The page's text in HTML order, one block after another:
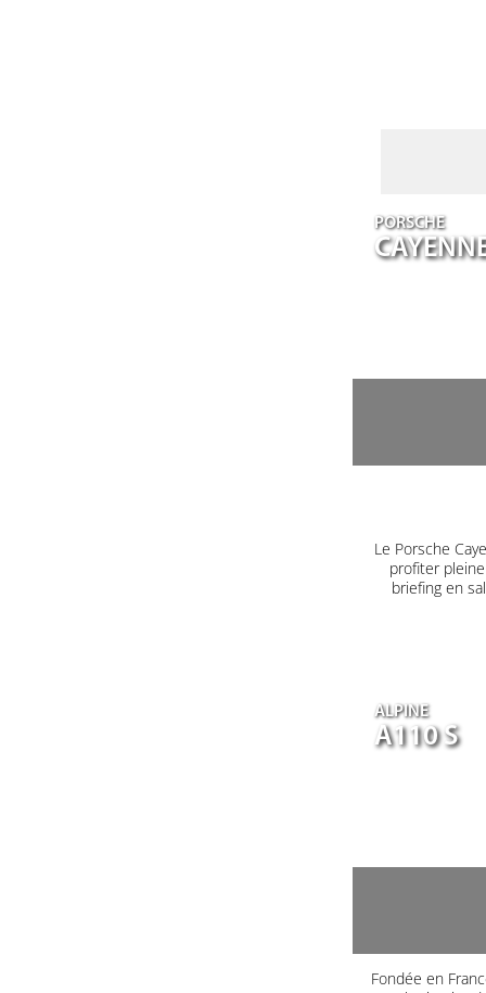
PORSCHE
Le Porsche
profiter
briefing en
ALPINE
A110 S
Fondée en